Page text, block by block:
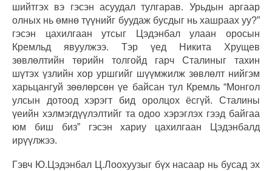
шийтгэх вэ гэсэн асуудал тулгарав. Урьдын аргаар
олных нь өмнө түүнийг буудаж бусдыг нь хашраах уу?”
гэсэн цахилгаан утсыг Цэдэнбал улаан оросын
Кремльд явуулжээ. Тэр үед Никита Хрущев
зөвлөлтийн төрийн толгойд гарч Сталиныг тахин
шүтэх үзлийн хор уршгийг шүүмжилж зөвлөлт нийгэм
харьцангуй зөөлөрсөн үе байсан тул Кремль “Монгол
улсын дотоод хэрэгт бид оролцох ёсгүй. Сталины
үеийн хэлмэгдүүлэлтийг та одоо хэрэглэх гээд байгаа
юм биш биз” гэсэн хариу цахилгаан Цэдэнбалд
ирүүлжээ.
Гэвч Ю.Цэдэнбал Ц.Лоохуузыг бүх насаар нь бусад эх